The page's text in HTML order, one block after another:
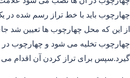
چهارچوب باید با خط تراز رسم شده در یک
از این که محل چهارچوب ها تعیین شد
چهارچوب تخلیه می شود و چهارچوب
گیرد.سپس برای تراز کردن آن اقدام